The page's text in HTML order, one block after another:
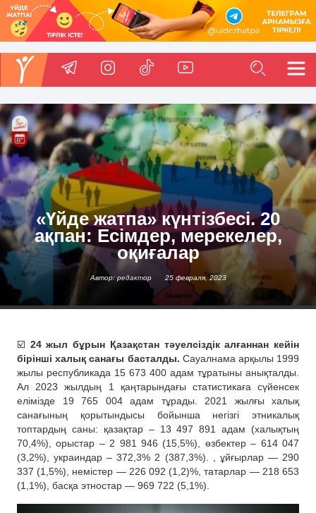
«Үйде жатпа» күнтізбесі. 20
ақпан: Есімдер, мерекелер,
оқиғалар
Автор: редактор 25 февраля, 2023
☑️ 24 жыл бұрын Қазақстан тәуелсіздік алғаннан кейін
бірінші халық санағы басталды. Сауалнама арқылы 1999
жылы республикада 15 673 400 адам тұратыны анықталды.
Ал 2023 жылдың 1 қаңтарындағы статистикаға сүйенсек
елімізде 19 765 004 адам тұрады. 2021 жылғы халық
санағының қорытындысы бойынша негізгі этникалық
топтардың саны: қазақтар – 13 497 891 адам (халықтың
70,4%), орыстар – 2 981 946 (15,5%), өзбектер – 614 047
(3,2%), украиндар – 372,3% 2 (387,3%). , ұйғырлар — 290
337 (1,5%), немістер — 226 092 (1,2)%, татарлар — 218 653
(1,1%), басқа этностар — 969 722 (5,1%).